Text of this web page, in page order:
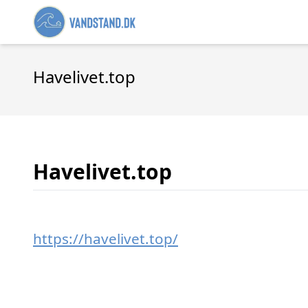
Havelivet.top
Havelivet.top
https://havelivet.top/